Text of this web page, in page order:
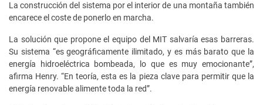
La construcción del sistema por el interior de una montaña también
encarece el coste de ponerlo en marcha.
La solución que propone el equipo del MIT salvaría esas barreras.
Su sistema “es geográficamente ilimitado, y es más barato que la
energía hidroeléctrica bombeada, lo que es muy emocionante”,
afirma Henry. “En teoría, esta es la pieza clave para permitir que la
energía renovable alimente toda la red”.